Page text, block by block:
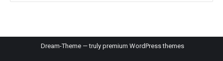
Dream-Theme — truly premium WordPress themes